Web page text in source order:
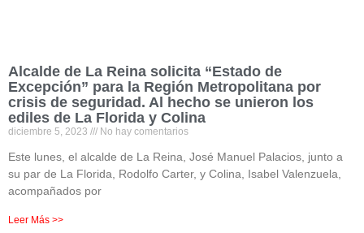
Alcalde de La Reina solicita “Estado de
Excepción” para la Región Metropolitana por
crisis de seguridad. Al hecho se unieron los
ediles de La Florida y Colina
diciembre 5, 2023 No hay comentarios
Este lunes, el alcalde de La Reina, José Manuel Palacios, junto a
su par de La Florida, Rodolfo Carter, y Colina, Isabel Valenzuela,
acompañados por
Leer Más >>